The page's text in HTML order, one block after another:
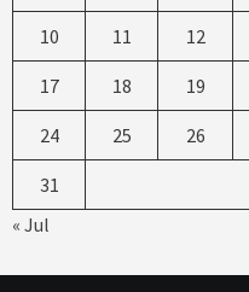
10 11 12
17 18 19
24 25 26
31
« Jul